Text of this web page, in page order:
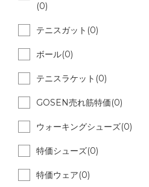
(0)
テニスガット(0)
ボール(0)
テニスラケット(0)
GOSEN売れ筋特価(0)
ウォーキングシューズ(0)
特価シューズ(0)
特価ウェア(0)